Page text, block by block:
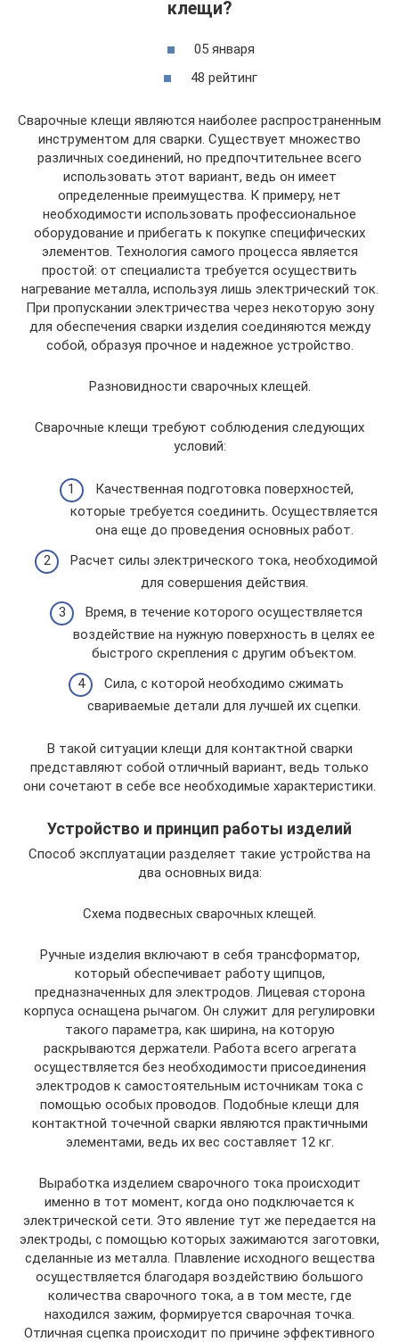
клещи?
05 января
48 рейтинг
Сварочные клещи являются наиболее распространенным
инструментом для сварки. Существует множество
различных соединений, но предпочтительнее всего
использовать этот вариант, ведь он имеет
определенные преимущества. К примеру, нет
необходимости использовать профессиональное
оборудование и прибегать к покупке специфических
элементов. Технология самого процесса является
простой: от специалиста требуется осуществить
нагревание металла, используя лишь электрический ток.
При пропускании электричества через некоторую зону
для обеспечения сварки изделия соединяются между
собой, образуя прочное и надежное устройство.
Разновидности сварочных клещей.
Сварочные клещи требуют соблюдения следующих
условий:
Качественная подготовка поверхностей,
которые требуется соединить. Осуществляется
она еще до проведения основных работ.
Расчет силы электрического тока, необходимой
для совершения действия.
Время, в течение которого осуществляется
воздействие на нужную поверхность в целях ее
быстрого скрепления с другим объектом.
Сила, с которой необходимо сжимать
свариваемые детали для лучшей их сцепки.
В такой ситуации клещи для контактной сварки
представляют собой отличный вариант, ведь только
они сочетают в себе все необходимые характеристики.
Устройство и принцип работы изделий
Способ эксплуатации разделяет такие устройства на
два основных вида:
Схема подвесных сварочных клещей.
Ручные изделия включают в себя трансформатор,
который обеспечивает работу щипцов,
предназначенных для электродов. Лицевая сторона
корпуса оснащена рычагом. Он служит для регулировки
такого параметра, как ширина, на которую
раскрываются держатели. Работа всего агрегата
осуществляется без необходимости присоединения
электродов к самостоятельным источникам тока с
помощью особых проводов. Подобные клещи для
контактной точечной сварки являются практичными
элементами, ведь их вес составляет 12 кг.
Выработка изделием сварочного тока происходит
именно в тот момент, когда оно подключается к
электрической сети. Это явление тут же передается на
электроды, с помощью которых зажимаются заготовки,
сделанные из металла. Плавление исходного вещества
осуществляется благодаря воздействию большого
количества сварочного тока, а в том месте, где
находился зажим, формируется сварочная точка.
Отличная сцепка происходит по причине эффективного